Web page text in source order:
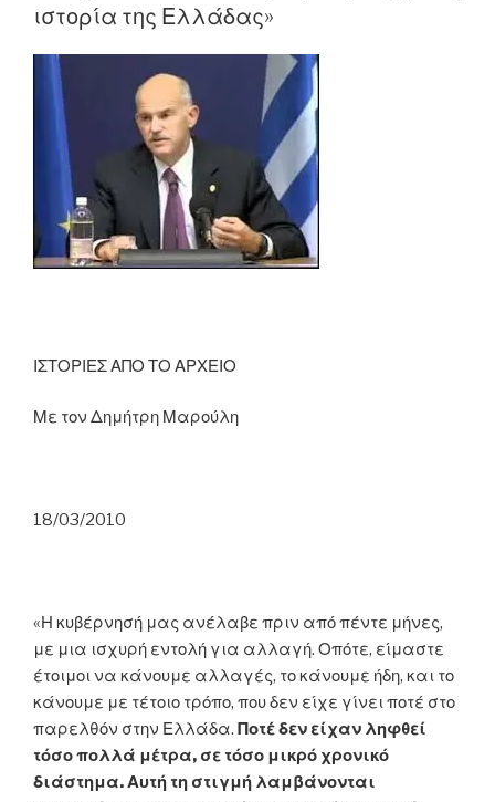
του
ΠΑΣΟΚ
με
τα
στοιχεία
ένταξης
της
χώρας
στην
ΟΝΕ»”
ιστορία της Ελλάδας»
ΙΣΤΟΡΙΕΣ ΑΠΟ ΤΟ ΑΡΧΕΙΟ
Με τον Δημήτρη Μαρούλη
18/03/2010
«Η κυβέρνησή μας ανέλαβε πριν από πέντε μήνες,
με μια ισχυρή εντολή για αλλαγή. Οπότε, είμαστε
έτοιμοι να κάνουμε αλλαγές, το κάνουμε ήδη, και το
κάνουμε με τέτοιο τρόπο, που δεν είχε γίνει ποτέ στο
παρελθόν στην Ελλάδα. Ποτέ δεν είχαν ληφθεί
τόσο πολλά μέτρα, σε τόσο μικρό χρονικό
διάστημα. Αυτή τη στιγμή λαμβάνονται